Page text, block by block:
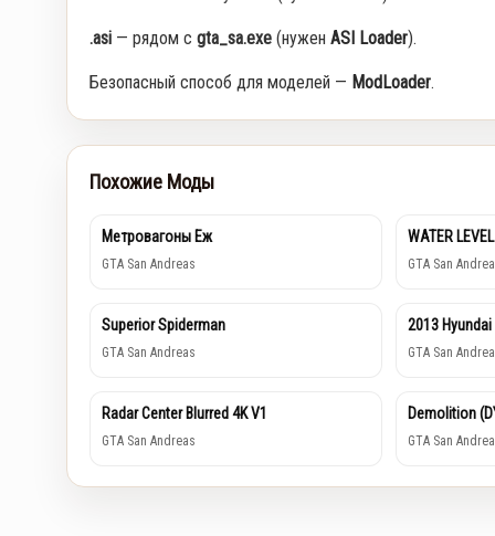
.asi — рядом с gta_sa.exe (нужен ASI Loader).
Безопасный способ для моделей — ModLoader.
Похожие Моды
Метровагоны Еж
GTA San Andreas
WATER LEVEL
GTA San
Superior Spiderman
GTA San Andreas
2013
GTA San
Radar Center Blurred 4K V1
GTA San Andreas
Demolition
GTA San